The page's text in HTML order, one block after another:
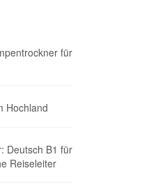
für
Hochland
Deutsch B1 für
Reiseleiter